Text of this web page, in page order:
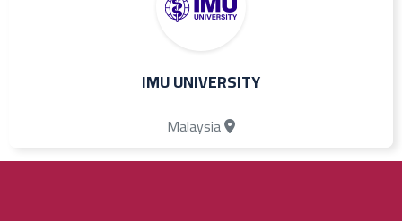
IMU UNIVERSITY